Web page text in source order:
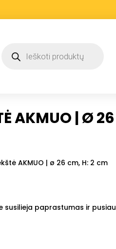
search
AKMUO | Ø
AKMUO | ø 26 cm, H: 2 cm
susilieja paprastumas ir